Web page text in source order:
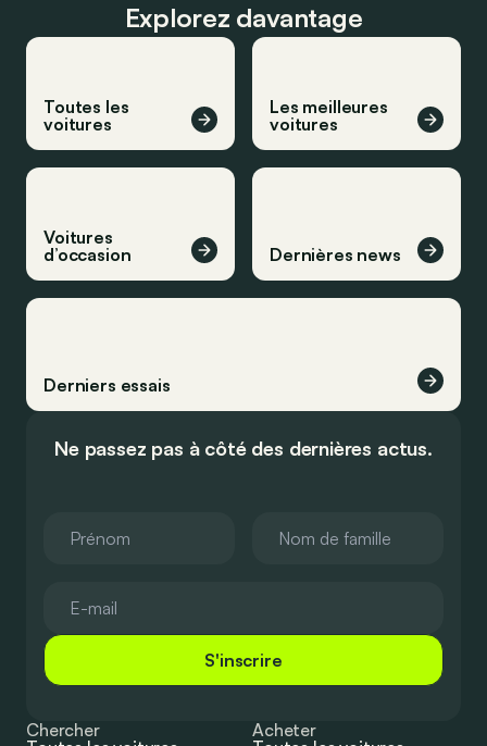
Explorez davantage
Toutes les
voitures
Les meilleures
voitures
Voitures
d’occasion
Dernières news
Derniers essais
Ne passez pas à côté des dernières actus.
S'inscrire
Chercher
Acheter